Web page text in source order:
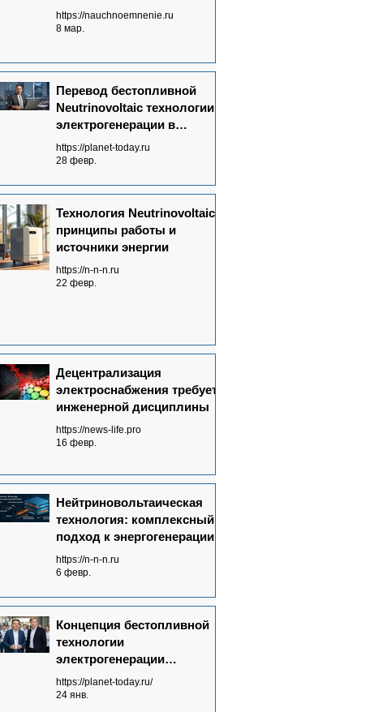
графена
https://nauchnoemnenie.ru
8 мар.
Перевод бестопливной
Neutrinovoltaic технологии
электрогенерации в
массовое производство:
ключевые достижения
https://planet-today.ru
28 февр.
Технология Neutrinovoltaic:
принципы работы и
источники энергии
https://n-n-n.ru
22 февр.
Децентрализация
электроснабжения требует
инженерной дисциплины
https://news-life.pro
16 февр.
Нейтриновольтаическая
технология: комплексный
подход к энергогенерации
https://n-n-n.ru
6 февр.
Концепция бестопливной
технологии
электрогенерации
Neutrinovoltaic полностью
сформулирована
https://planet-today.ru/
24 янв.